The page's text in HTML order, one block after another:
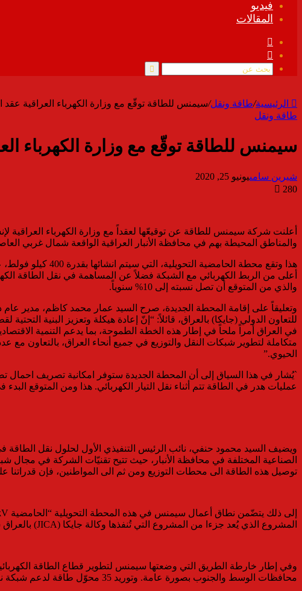
فيديو
المقالات
الموقع
RSS
بحث
الرئيسية/طاقة ونقل/سيمنس للطاقة توقّع مع وزارة الكهرباء العراقية عقد انشاء
طاقة ونقل
سيمنس للطاقة توقّع مع وزارة الكهرباء
شيرين سامىيونيو 25, 2020
280
أعلنت شركة سيمنس للطاقة عن توقيعّها لعقداً مع وزارة الكهرباء العراقية
والمناطق المحيطة بهم في محافظة الأنبار العراقية الواقعة شمال غربي
أعلى من الربط الكهربائي مع الشبكة فضلاً عن المساهمة في نقل الطاقة
والذي من المتوقع أن تصل نسبته إلى 10% سنوياً.
للتعاون الدولي (جايكا) بالعراق، قائلاً: “إنّ إعادة هيكلة وتعزيز البنية
في العراق أمراً ملحاً في إطار هذه الخطة الطموحة، بما يدعم التنمية
متكاملة لتطوير شبكات النقل والتوزيع في جميع أنحاء العراق، بالتعاون
الحيوي.”
عمليات هدر في الطاقة تتم أثناء نقل التيار الكهربائي. هذا ومن المتوقع البدء في الأعمال الانشائية
ويضيف السيد محمود حنفي، نائب الرئيس التنفيذي الأول لحلول نقل
الصناعية المختلفة في محافظة الأنبار، حيث تتيح تقنيّات الشركة في مجال
توصيل هذه الطاقة الى محطات التوزيع ومن ثم الى المواطنين، فإن قدراتنا
المشروع الذي يُعد جزءا من المشروع التي تُنفذها وكالة جايكا (JICA) بالعراق ستقوم شركة سيمنس للطاقة باستكماله بالتعاون مع عدداً من المقاولين العراقيين المتخصصين.
محافظات الوسط والجنوب بصورة عامة. وتوريد 35 محوّل طاقة لدعم شبكة نقل الطاقة العراقية.